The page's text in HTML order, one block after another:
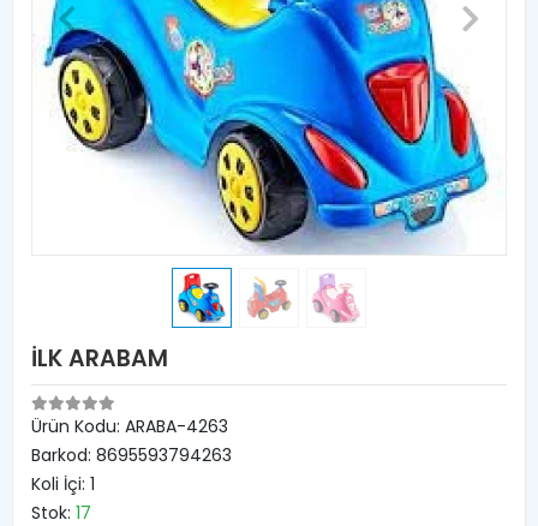
İLK ARABAM
Ürün Kodu: ARABA-4263
Barkod: 8695593794263
Koli İçi: 1
Stok: 17